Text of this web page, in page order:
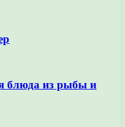
блюда из рыбы и